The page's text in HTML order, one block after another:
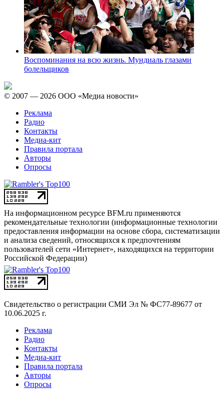
Воспоминания на всю жизнь. Мундиаль глазами
болельщиков
© 2007 — 2026 ООО «Медиа новости»
Реклама
Радио
Контакты
Медиа-кит
Правила портала
Авторы
Опросы
На информационном ресурсе BFM.ru применяются
рекомендательные технологии (информационные технологии
предоставления информации на основе сбора, систематизации
и анализа сведений, относящихся к предпочтениям
пользователей сети «Интернет», находящихся на территории
Российской Федерации)
Свидетельство о регистрации СМИ Эл № ФС77-89677 от
10.06.2025 г.
Реклама
Радио
Контакты
Медиа-кит
Правила портала
Авторы
Опросы